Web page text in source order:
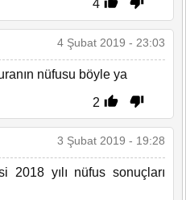
4
4 Şubat 2019 - 23:03
nüfusu böyle ya
2
3 Şubat 2019 - 19:28
2018 yılı nüfus sonuçları